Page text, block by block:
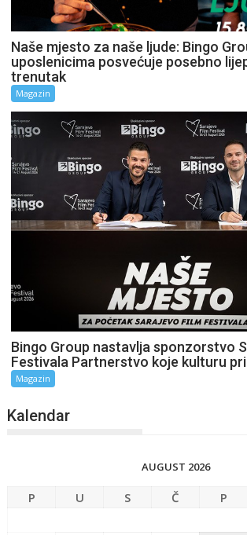
Naše mjesto za naše ljude: Bingo
uposlenicima posvećuje posebno
trenutak
Magazin
Bingo Group nastavlja sponzorstvo
Festivala Partnerstvo koje kulturu
Magazin
Kalendar
AUGUST 2026
P U S Č P